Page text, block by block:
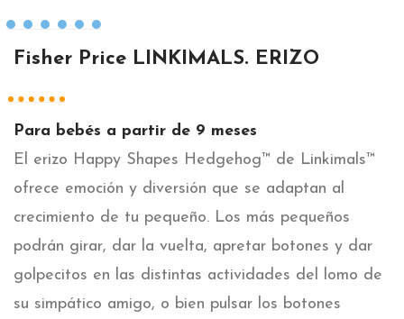
Fisher Price LINKIMALS. ERIZO
Para bebés a partir de 9 meses
El erizo Happy Shapes Hedgehog™ de Linkimals™
ofrece emoción y diversión que se adaptan al
crecimiento de tu pequeño. Los más pequeños
podrán girar, dar la vuelta, apretar botones y dar
golpecitos en las distintas actividades del lomo de
su simpático amigo, o bien pulsar los botones